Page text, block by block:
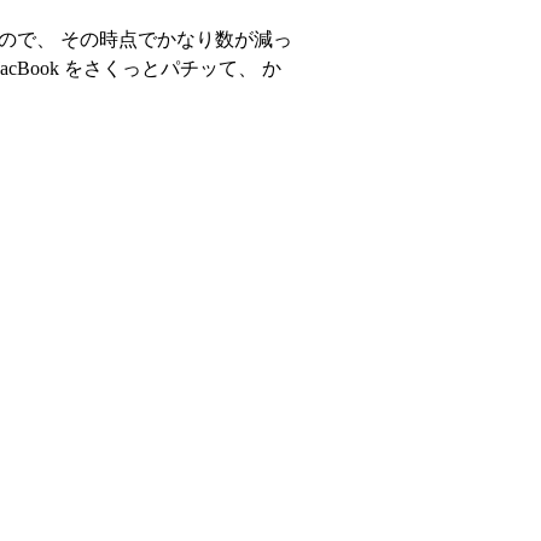
で、 その時点でかなり数が減っ
をさくっとパチッて、 か